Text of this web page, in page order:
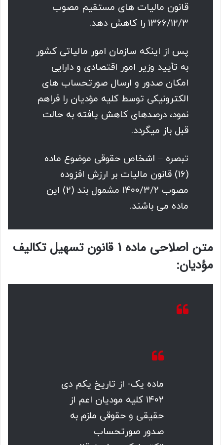
قانون مالیات های مستقیم مصوب
۱۳۶۶/۱۲/۳ را کاهش دهد.
پس از اینکه سازمان امور مالیاتی کشور
به تأیید وزیر امور اقتصادی و دارایی
امکان صدور و ارسال صورتحساب های
الکترونیکی توسط کلیه مؤدیان را فراهم
نمود، درصدهای کاهش یافته به حالت
قبل باز میگردد.
تبصره – اشخاص حقوقی موضوع ماده
(۱۶) قانون مالیات بر ارزش افزوده
مصوب ۱۴۰۰/۳/۲ مشمول بند (۲) این
ماده می باشند.
متن اصلاحی ماده 1 قانون تسهیل تکالیف
مؤدیان:
ماده یک- از تاریخ یکم دی
۱۴۰۲ کلیه مودیان اعم از
حقیقی و حقوقی ملزم به
صدور صورتحساب